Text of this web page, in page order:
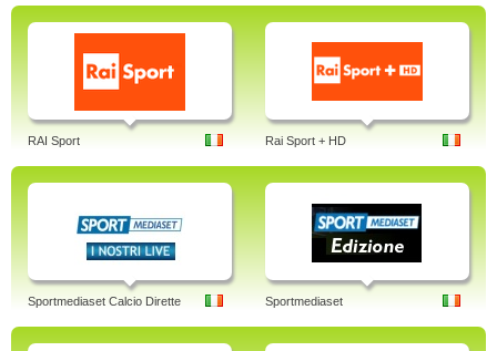
RAI Sport Rai Sport + HD
Sportmediaset Calcio Dirette Sportmediaset